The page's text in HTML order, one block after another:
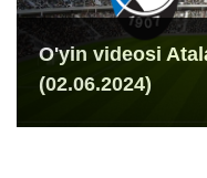
O'yin videosi
(02.06.2024)